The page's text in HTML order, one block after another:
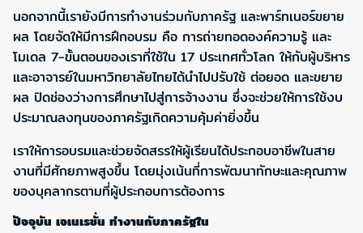
นอกจากนี้เรายังมีการทำงานร่วมกับภาครัฐ และพาร์ทเนอร์ขยาย
ผล โดยจัดให้มีการฝึกอบรม คือ การถ่ายทอดองค์ความรู้ และ
โมเดล 7-ขั้นตอนของเราที่ใช้ใน 17 ประเทศทั่วโลก ให้กับผู้บริหาร
และอาจารย์ในมหาวิทยาลัยไทยได้นำไปปรับใช้ ต่อยอด และขยาย
ผล ปิดช่องว่างการศึกษาไปสู่การจ้างงาน ซึ่งจะช่วยให้การใช้งบ
ประมาณลงทุนของภาครัฐเกิดความคุ้มค่ายิ่งขึ้น
เราให้การอบรมและช่วยจัดสรรให้ผู้เรียนได้ประกอบอาชีพในสาย
งานที่มีศักยภาพสูงขึ้น โดยมุ่งเน้นที่การพัฒนาทักษะและคุณภาพ
ของบุคลากรตามที่ผู้ประกอบการต้องการ
ปัจจุบัน เจเนเรชั่น ทำงานกับภาครัฐใน